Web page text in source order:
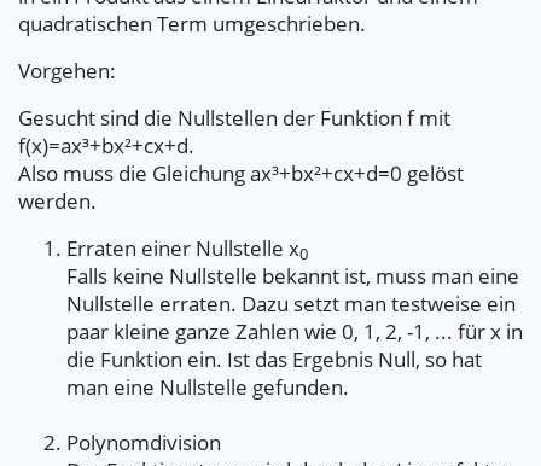
quadratischen Term umgeschrieben.
Vorgehen:
Gesucht sind die Nullstellen der Funktion f mit
f(x)=ax³+bx²+cx+d.
Also muss die Gleichung ax³+bx²+cx+d=0 gelöst
werden.
Erraten einer Nullstelle x0
Falls keine Nullstelle bekannt ist, muss man eine
Nullstelle erraten. Dazu setzt man testweise ein
paar kleine ganze Zahlen wie 0, 1, 2, -1, ... für x in
die Funktion ein. Ist das Ergebnis Null, so hat
man eine Nullstelle gefunden.
Polynomdivision